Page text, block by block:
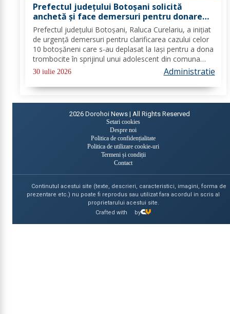
Prefectul județului Botoșani solicită
anchetă și face demersuri pentru donarea
de trombocite direct la Botoșani în cazul
adolescentului din Tudora
Prefectul județului Botoșani, Raluca Curelariu, a inițiat
de urgență demersuri pentru clarificarea cazului celor
10 botoșăneni care s-au deplasat la Iași pentru a dona
trombocite în sprijinul unui adolescent din comuna
Tudora, însă nu au putut dona. Au fost transmise
30 iulie 2026 Administratie
2026 Dorohoi News | All Rights Reserved
Setari cookies
Despre noi
Politica de confidențialitate
Politica de utilizare cookie-uri
Termeni și condiții
Contact
Continutul acestui site (texte, descrieri, caracteristici, imagini, forma de
prezentare etc.) nu poate fi reprodus sau utilizat fara acordul in scris al
proprietarului acestui site.
Crafted with
by